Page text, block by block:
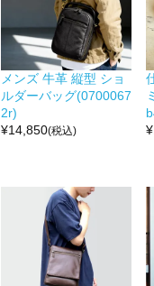
メンズ 牛革 縦型 ショ
ルダーバッグ(0700067
2r)
¥14,850(税込)
¥